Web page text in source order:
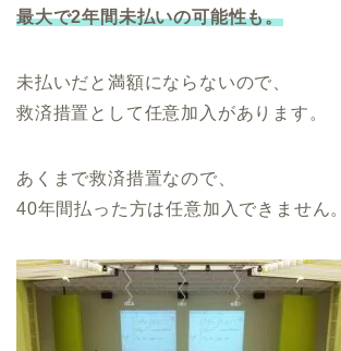
最大で2年間未払いの可能性も。
未払いだと満額にならないので、
救済措置として任意加入があります。
あくまで救済措置なので、
40年間払った方は任意加入できません。